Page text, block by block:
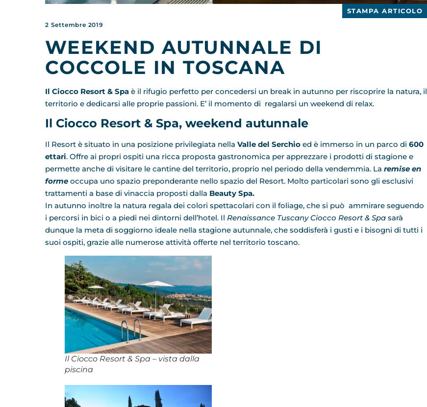
STAMPA ARTICOLO
2 Settembre 2019
WEEKEND AUTUNNALE DI
COCCOLE IN TOSCANA
Il Ciocco Resort & Spa è il rifugio perfetto per concedersi un break in autunno per riscoprire la natura, il
territorio e dedicarsi alle proprie passioni. E’ il momento di regalarsi un weekend di relax.
Il Ciocco Resort & Spa, weekend autunnale
Il Resort è situato in una posizione privilegiata nella Valle del Serchio ed è immerso in un parco di 600
ettari. Offre ai propri ospiti una ricca proposta gastronomica per apprezzare i prodotti di stagione e
permette anche di visitare le cantine del territorio, proprio nel periodo della vendemmia. La remise en
forme occupa uno spazio preponderante nello spazio del Resort. Molto particolari sono gli esclusivi
trattamenti a base di vinaccia proposti dalla Beauty Spa.
In autunno inoltre la natura regala dei colori spettacolari con il foliage, che si può ammirare seguendo
i percorsi in bici o a piedi nei dintorni dell’hotel. Il Renaissance Tuscany Ciocco Resort & Spa sarà
dunque la meta di soggiorno ideale nella stagione autunnale, che soddisferà i gusti e i bisogni di tutti i
suoi ospiti, grazie alle numerose attività offerte nel territorio toscano.
Il Ciocco Resort & Spa – vista dalla
piscina